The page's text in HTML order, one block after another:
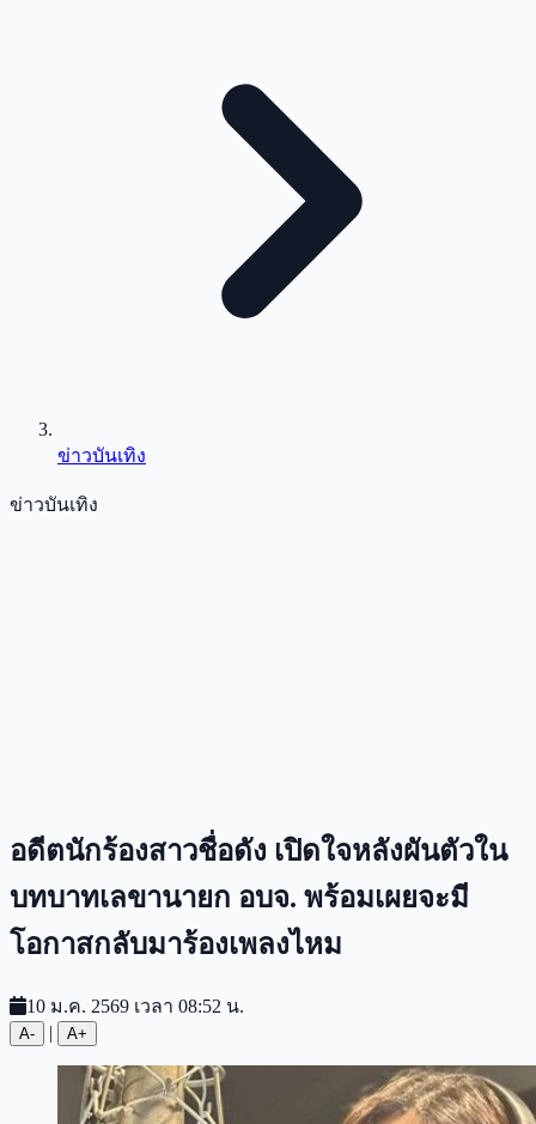
ข่าวบันเทิง
ข่าวบันเทิง
อดีตนักร้องสาวชื่อดัง เปิดใจหลังผันตัวใน
บทบาทเลขานายก อบจ. พร้อมเผยจะมี
โอกาสกลับมาร้องเพลงไหม
10 ม.ค. 2569 เวลา 08:52 น.
A- | A+